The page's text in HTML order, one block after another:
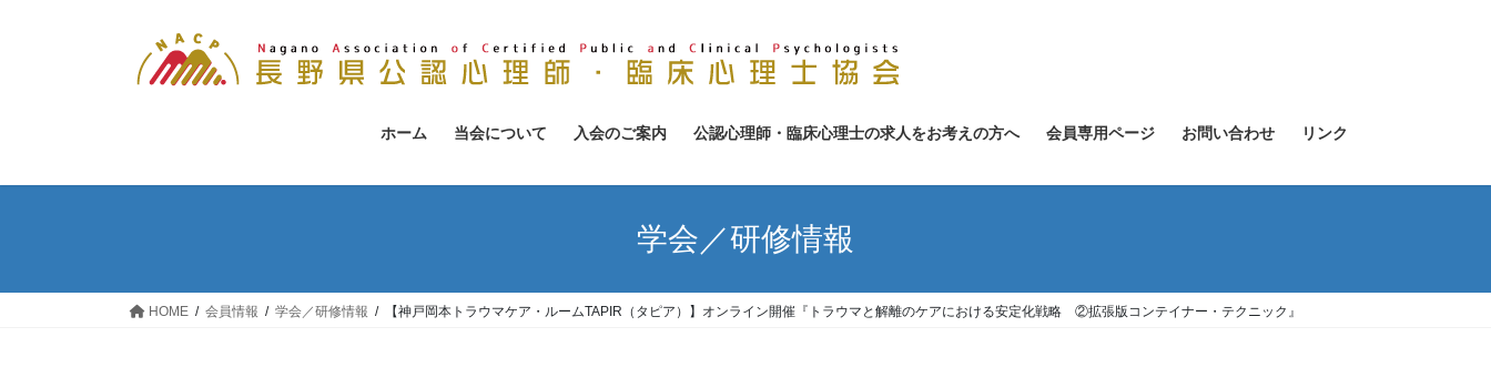
ホーム 当会について 入会のご案内 公認心理師・臨床心理士の求人をお考えの方へ 会員専用ページ お問い合わせ リンク
学会／研修情報
HOME 会員情報 学会／研修情報 【神戸岡本トラウマケア・ルームTAPIR（タピア）】オンライン開催『トラウマと解離のケアにおける安定化戦略 ②拡張版コンテイナー・テクニック』